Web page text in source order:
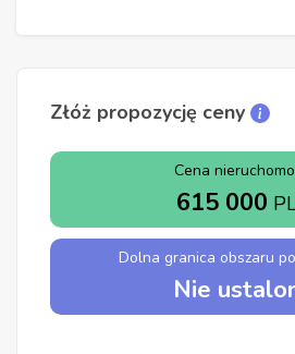
Złóż propozycję ceny
Cena
615 000
Dolna granica obszaru
Nie